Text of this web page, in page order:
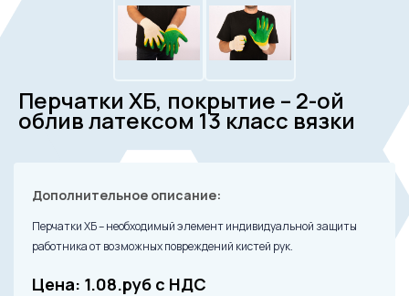
Перчатки ХБ, покрытие – 2-ой
облив латексом 13 класс вязки
Дополнительное описание:
Перчатки ХБ – необходимый элемент индивидуальной защиты
работника от возможных повреждений кистей рук.
Цена: 1.08.руб с НДС